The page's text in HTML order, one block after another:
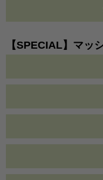
【SPECIAL】マッ